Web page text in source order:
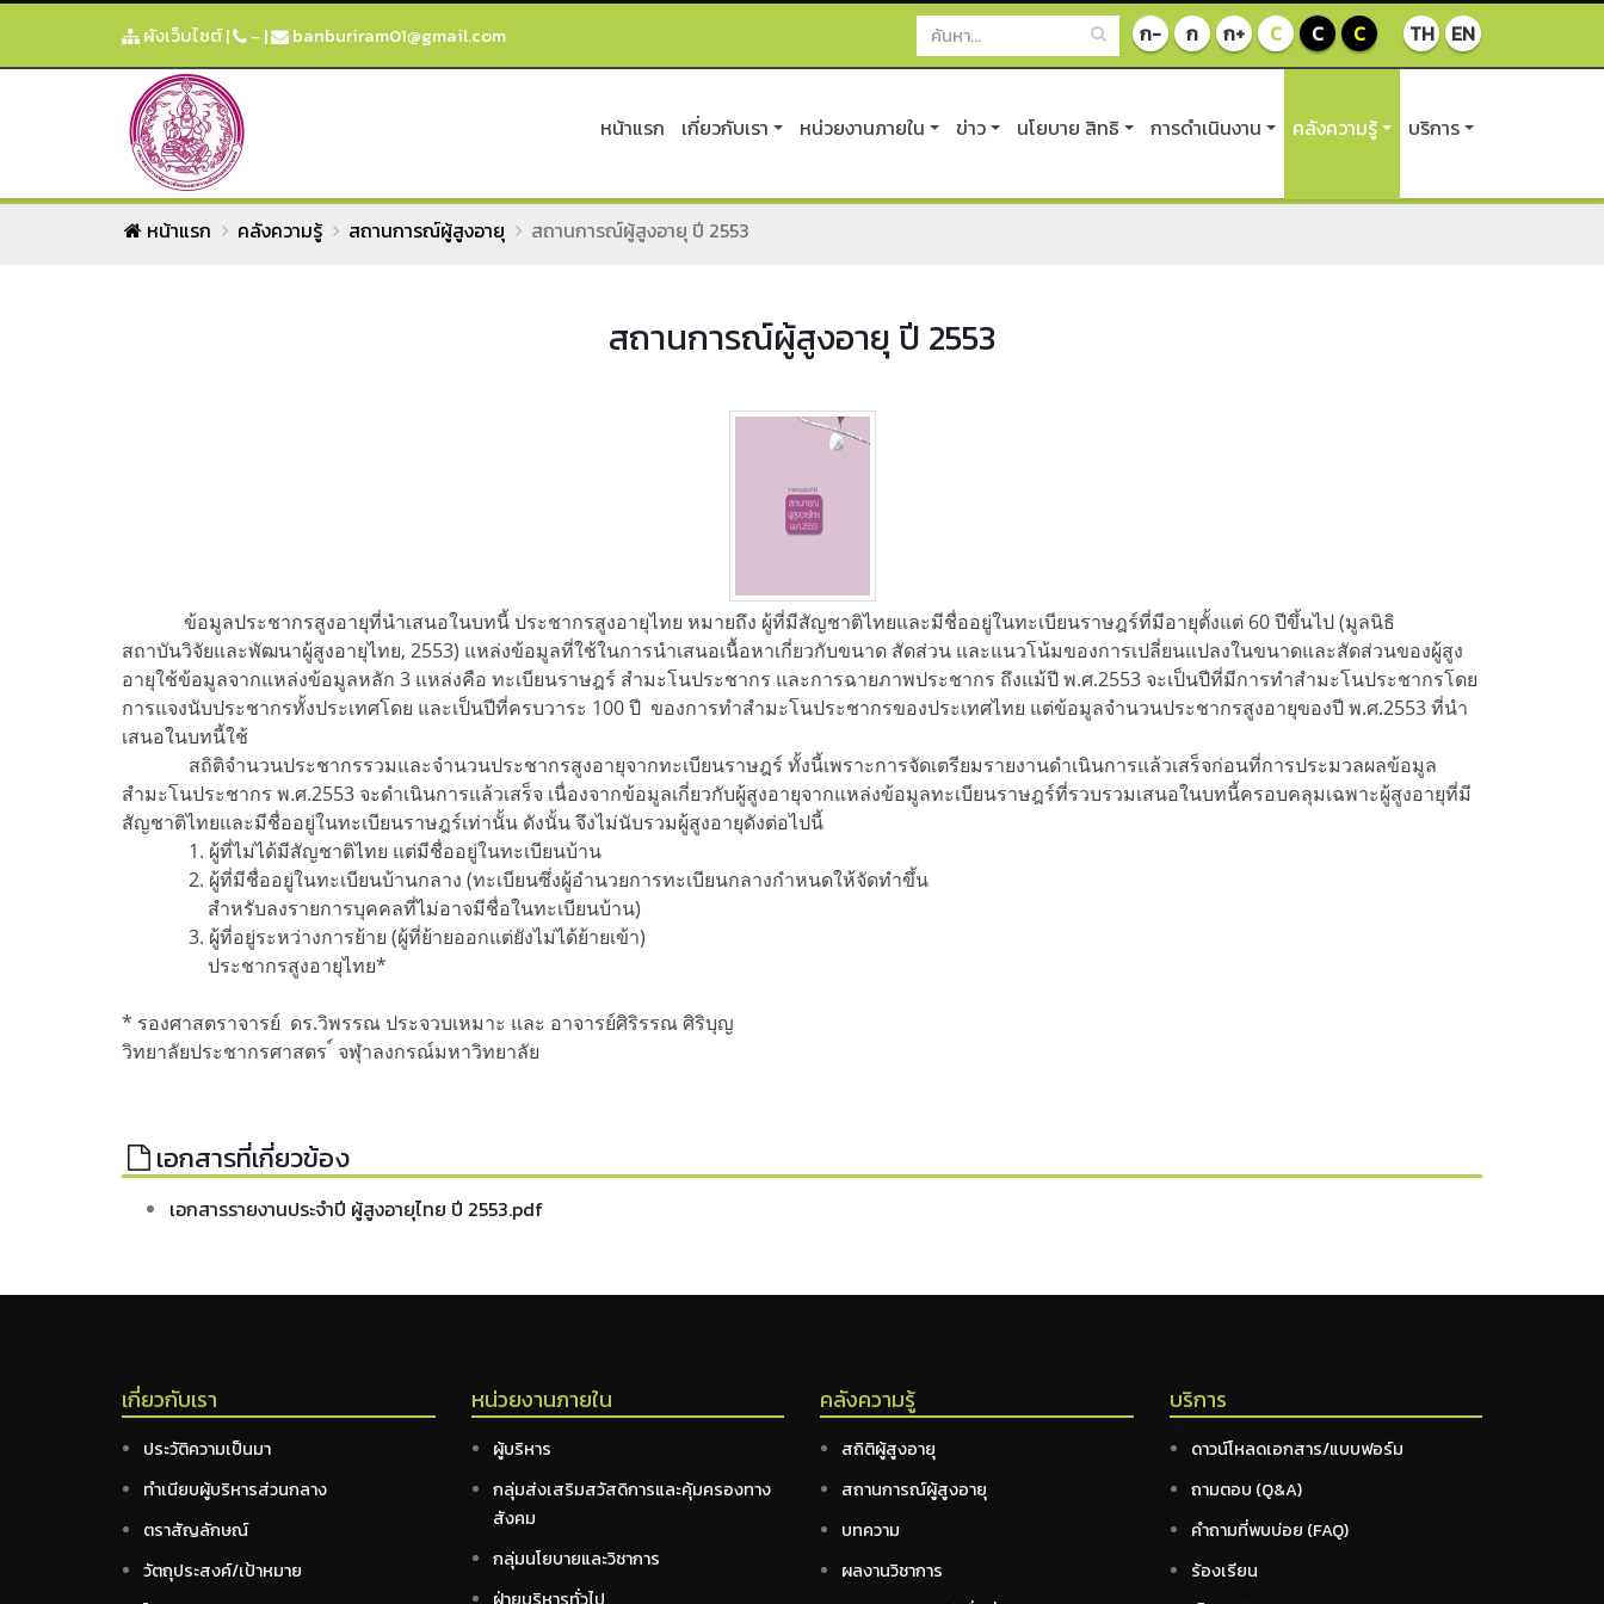
ผังเว็บไซต์| - | banburiram01@gmail.com TH EN
ก- ก ก+ C C C
หน้าแรก เกี่ยวกับเรา หน่วยงานภายใน ข่าว นโยบาย สิทธิ การดำเนินงาน คลังความรู้ บริการ
หน้าแรก คลังความรู้ สถานการณ์ผู้สูงอายุ สถานการณ์ผู้สูงอายุ ปี 2553
สถานการณ์ผู้สูงอายุ ปี 2553
ข้อมูลประชากรสูงอายุที่นำเสนอในบทนี้ ประชากรสูงอายุไทย หมายถึง ผู้ที่มีสัญชาติไทยและมีชื่ออยู่ในทะเบียนราษฎร์ที่มีอายุตั้งแต่ 60 ปีขึ้นไป (มูลนิธิ
สถาบันวิจัยและพัฒนาผู้สูงอายุไทย, 2553) แหล่งข้อมูลที่ใช้ในการนำเสนอเนื้อหาเกี่ยวกับขนาด สัดส่วน และแนวโน้มของการเปลี่ยนแปลงในขนาดและสัดส่วนของผู้สูง
อายุใช้ข้อมูลจากแหล่งข้อมูลหลัก 3 แหล่งคือ ทะเบียนราษฎร์ สำมะโนประชากร และการฉายภาพประชากร ถึงแม้ปี พ.ศ.2553 จะเป็นปีที่มีการทำสำมะโนประชากรโดย
การแจงนับประชากรทั้งประเทศโดย และเป็นปีที่ครบวาระ 100 ปี ของการทำสำมะโนประชากรของประเทศไทย แต่ข้อมูลจำนวนประชากรสูงอายุของปี พ.ศ.2553 ที่นำ
เสนอในบทนี้ใช้
สถิติจำนวนประชากรรวมและจำนวนประชากรสูงอายุจากทะเบียนราษฎร์ ทั้งนี้เพราะการจัดเตรียมรายงานดำเนินการแล้วเสร็จก่อนที่การประมวลผลข้อมูล
สำมะโนประชากร พ.ศ.2553 จะดำเนินการแล้วเสร็จ เนื่องจากข้อมูลเกี่ยวกับผู้สูงอายุจากแหล่งข้อมูลทะเบียนราษฎร์ที่รวบรวมเสนอในบทนี้ครอบคลุมเฉพาะผู้สูงอายุที่มี
สัญชาติไทยและมีชื่ออยู่ในทะเบียนราษฎร์เท่านั้น ดังนั้น จึงไม่นับรวมผู้สูงอายุดังต่อไปนี้
1. ผู้ที่ไม่ได้มีสัญชาติไทย แต่มีชื่ออยู่ในทะเบียนบ้าน
2. ผู้ที่มีชื่ออยู่ในทะเบียนบ้านกลาง (ทะเบียนซึ่งผู้อำนวยการทะเบียนกลางกำหนดให้จัดทำขึ้น
สำหรับลงรายการบุคคลที่ไม่อาจมีชื่อในทะเบียนบ้าน)
3. ผู้ที่อยู่ระหว่างการย้าย (ผู้ที่ย้ายออกแต่ยังไม่ได้ย้ายเข้า)
ประชากรสูงอายุไทย*
* รองศาสตราจารย์ ดร.วิพรรณ ประจวบเหมาะ และ อาจารย์ศิริรรณ ศิริบุญ
วิทยาลัยประชากรศาสตร ์ จฬุาลงกรณ์มหาวิทยาลัย
เอกสารที่เกี่ยวข้อง
เอกสารรายงานประจำปี ผู้สูงอายุไทย ปี 2553.pdf
เกี่ยวกับเรา
ประวัติความเป็นมา
ทำเนียบผู้บริหารส่วนกลาง
ตราสัญลักษณ์
วัตถุประสงค์/เป้าหมาย
หน่วยงานภายใน
ผู้บริหาร
กลุ่มส่งเสริมสวัสดิการและคุ้มครองทาง
สังคม
กลุ่มนโยบายและวิชาการ
คลังความรู้
สถิติผู้สูงอายุ
สถานการณ์ผู้สูงอายุ
บทความ
ผลงานวิชาการ
บริการ
ดาวน์โหลดเอกสาร/แบบฟอร์ม
ถามตอบ (Q&A)
คำถามที่พบบ่อย (FAQ)
ร้องเรียน